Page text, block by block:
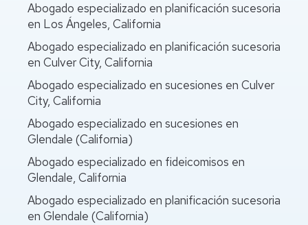
Abogado especializado en planificación sucesoria
en Los Ángeles, California
Abogado especializado en planificación sucesoria
en Culver City, California
Abogado especializado en sucesiones en Culver
City, California
Abogado especializado en sucesiones en
Glendale (California)
Abogado especializado en fideicomisos en
Glendale, California
Abogado especializado en planificación sucesoria
en Glendale (California)